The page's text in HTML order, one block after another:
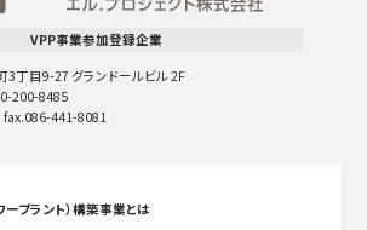
VPP事業参加登録企業
丁目9-27 グランドールビル 2F
200-8485
441-8081
プラント）構築事業とは